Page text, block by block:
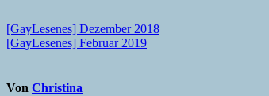
Beitragsnavigation
[GayLesenes] Dezember 2018
[GayLesenes] Februar 2019
Von Christina